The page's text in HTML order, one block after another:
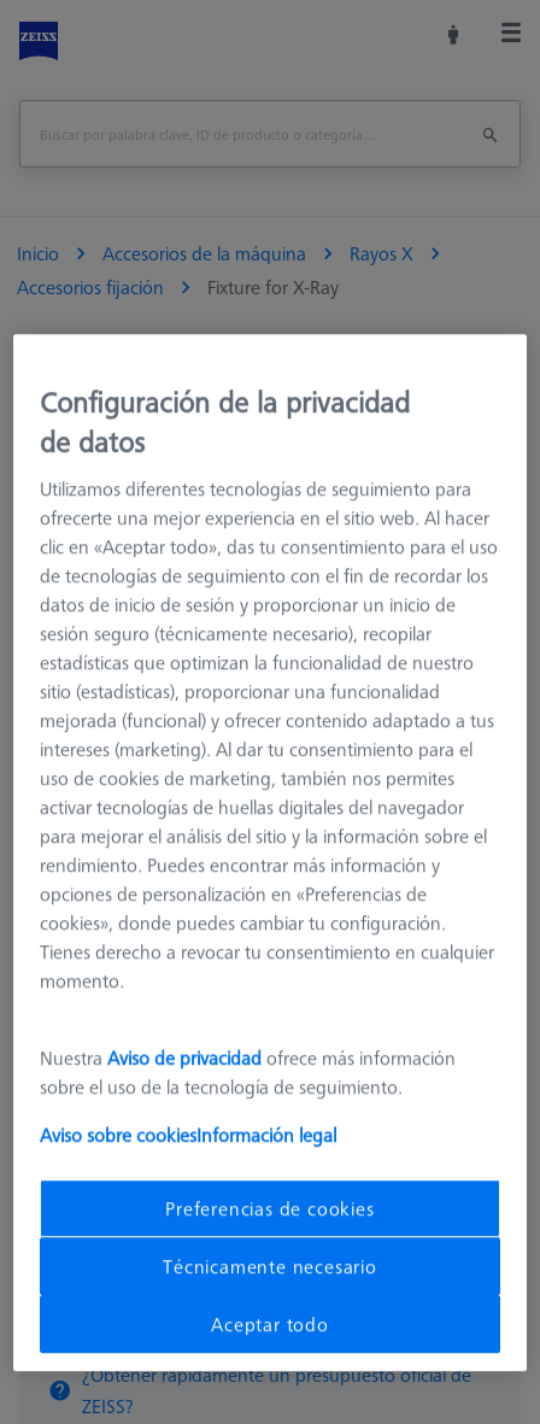
Inicio Accesorios de la máquina
Rayos X
Accesorios fijación
Fixture for X-Ray
ACCESORIOS FIJACIÓN
Fixture for X-Ray
759,80 € más el IVA
Añadir a la cesta
¿Obtener rápidamente un presupuesto oficial de
ZEISS?
Configuración de la privacidad
de datos
Utilizamos diferentes tecnologías de seguimiento para
ofrecerte una mejor experiencia en el sitio web. Al hacer
clic en «Aceptar todo», das tu consentimiento para el uso
de tecnologías de seguimiento con el fin de recordar los
datos de inicio de sesión y proporcionar un inicio de
sesión seguro (técnicamente necesario), recopilar
estadísticas que optimizan la funcionalidad de nuestro
sitio (estadísticas), proporcionar una funcionalidad
mejorada (funcional) y ofrecer contenido adaptado a tus
intereses (marketing). Al dar tu consentimiento para el
uso de cookies de marketing, también nos permites
activar tecnologías de huellas digitales del navegador
para mejorar el análisis del sitio y la información sobre el
rendimiento. Puedes encontrar más información y
opciones de personalización en «Preferencias de
cookies», donde puedes cambiar tu configuración.
Tienes derecho a revocar tu consentimiento en cualquier
momento.
NuestraAviso de privacidadofrece más información
sobre el uso de la tecnología de seguimiento.
Aviso sobre cookiesInformación legal
Preferencias de cookies
Técnicamente necesario
Aceptar todo